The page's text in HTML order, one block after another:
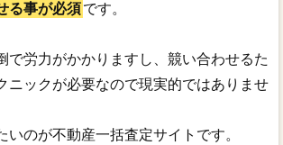
る事が必須です。
で労力がかかりますし、競い合わせるた
ニックが必要なので現実的ではありませ
いのが不動産一括査定サイトです。